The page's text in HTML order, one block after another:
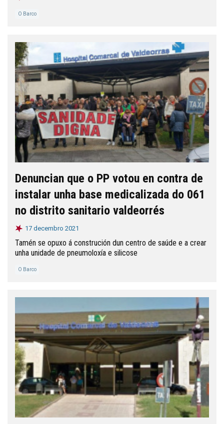
O Barco
Denuncian que o PP votou en contra de
instalar unha base medicalizada do 061
no distrito sanitario valdeorrés
17 decembro 2021
Tamén se opuxo á construción dun centro de saúde e a crear
unha unidade de pneumoloxía e silicose
O Barco